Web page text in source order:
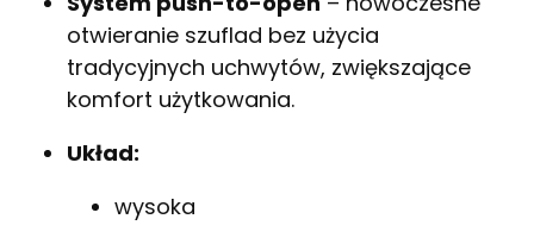
otwieranie szuflad bez użycia
tradycyjnych uchwytów, zwiększające
komfort użytkowania.
Układ:
wysoka